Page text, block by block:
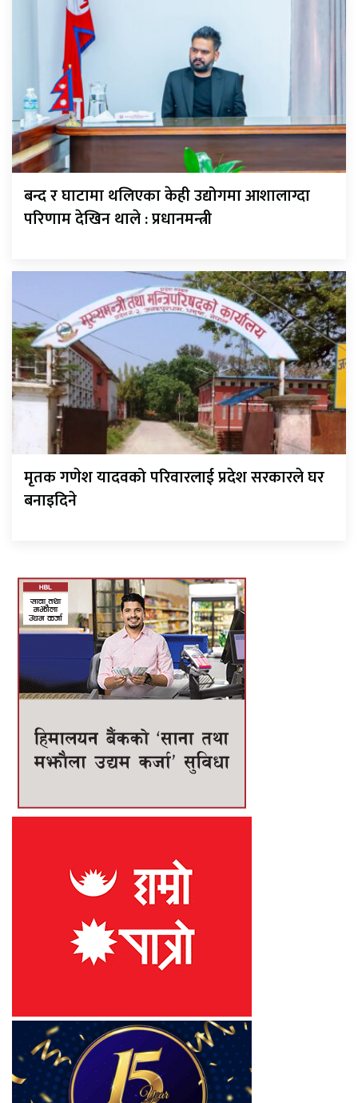
बन्द र घाटामा थलिएका केही उद्योगमा आशालाग्दा
परिणाम देखिन थाले : प्रधानमन्त्री
मृतक गणेश यादवको परिवारलाई प्रदेश सरकारले घर
बनाइदिने